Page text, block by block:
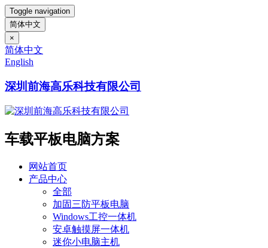
Toggle navigation
简体中文
×
简体中文
English
深圳前海高乐科技有限公司
车载平板电脑方案
网站首页
产品中心
全部
加固三防平板电脑
Windows工控一体机
安卓触摸屏一体机
迷你小电脑主机